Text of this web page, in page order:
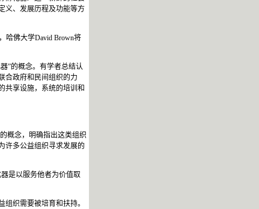
义、发展历程及功能等方
，哈佛大学David Brown将
”的概念。有学者总结认
合政府和民间组织的力
共享设施，系统的培训和
概念，明确指出这类组织
许多公益组织寻求发展的
是以服务他者为价值取
织需要被培育和扶持。